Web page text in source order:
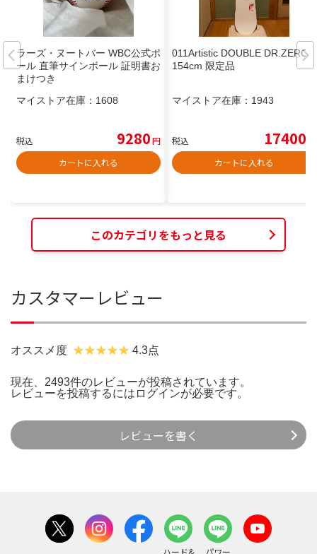
ラーズ・ヌートバー WBC公式ボ
ール 直筆サインボール 証明書お
まけつき
マイストア在庫： 1608
税込 9280円
カートに入れる
011Artistic DOUBLE DR.ZERO
154cm 限定品
マイストア在庫： 1943
税込 17400
カートに入れる
このカテゴリをもっと見る
カスタマーレビュー
オススメ度 4.3点
現在、2493件のレビューが投稿されています。
レビューを投稿するには ログインが必要です。
レビューを書く